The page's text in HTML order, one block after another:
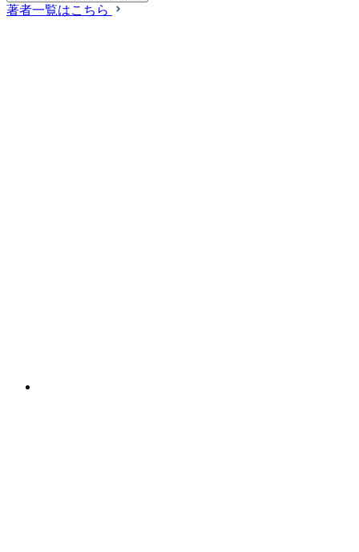
著者一覧はこちら